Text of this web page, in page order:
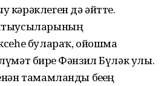
дә әйтте.
булараҡ, ойошма
бирҙе Фәнзил Бүләк улы.
тамамланды беҙҙең